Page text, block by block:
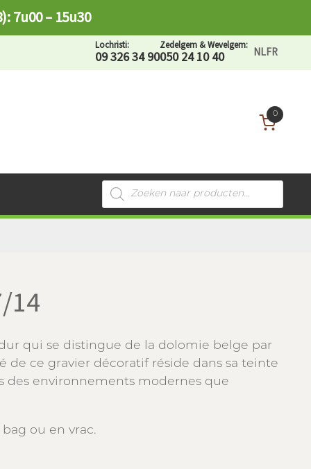
7u00 – 15u30
Lochristi:
09 326 34 90
Zedelgem & Wevelgem:
050 24 10 40 NLFR
0
Recherche
de
produits
14
qui se distingue de la dolomie belge par
de ce gravier décoratif réside dans sa teinte
des environnements modernes que
ou en vrac.